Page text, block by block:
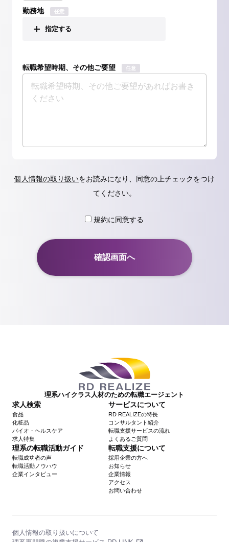
勤務地 任意
指定する
転職希望時期、その他ご要望 任意
個人情報の取り扱いをお読みになり、同意の上チェックをつけ
てください。
規約に同意する
理系ハイクラス人材のための転職エージェント
求人検索
食品
化粧品
バイオ・ヘルスケア
求人特集
サービスについて
RD REALIZEの特長
コンサルタント紹介
転職支援サービスの流れ
よくあるご質問
理系の転職活動ガイド
転職成功者の声
転職活動ノウハウ
企業インタビュー
転職支援について
採用企業の方へ
お知らせ
企業情報
アクセス
お問い合わせ
個人情報の取り扱いについて